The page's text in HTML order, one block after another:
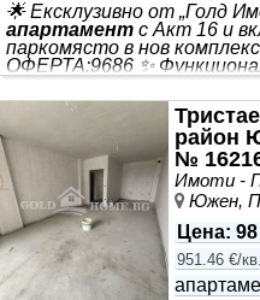
🌟 Ексклузивно от „Голд
апартамент с Акт 16 и
паркомясто в нов
ОФЕРТА:9686 ✨
дневна с кухненски бокс и
тераса с излаз от двете
отделна тоалетна,
Изложение: Юг-Изток. 📐
последен етаж е най-
няма съседи отгоре; ✔️
гледка; ✔️ По-чист
издава по БДС - готово да
район
№
Имоти -
Южен,
Цена:
951.46 €/